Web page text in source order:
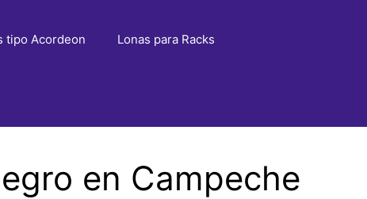
tipo Acordeon Lonas para Racks
en Campeche